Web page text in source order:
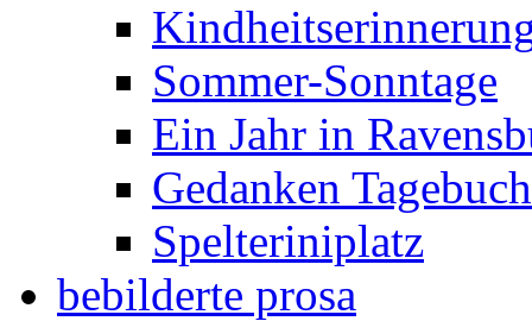
Sommer-Sonntage
Ein Jahr in
Gedanken
Spelteriniplatz
bebilderte prosa